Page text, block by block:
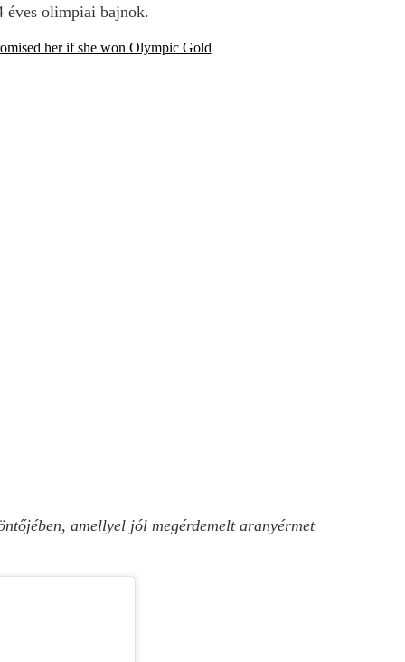
éves olimpiai bajnok.
her if she won Olympic Gold
amellyel jól megérdemelt aranyérmet